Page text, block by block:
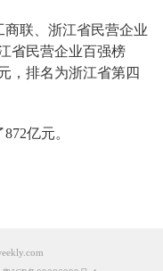
商联、浙江省民营企业
省民营企业百强榜
，排名为浙江省第四
亿元。